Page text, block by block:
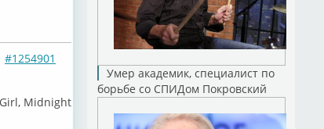
#1254901
⁣Midnight
Умер академик, специалист по
борьбе со СПИДом Покровский